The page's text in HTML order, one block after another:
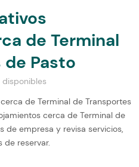
de Terminal
Pasto
disponibles
de Terminal de Transportes
cerca de Terminal de
de empresa y revisa servicios,
reservar.